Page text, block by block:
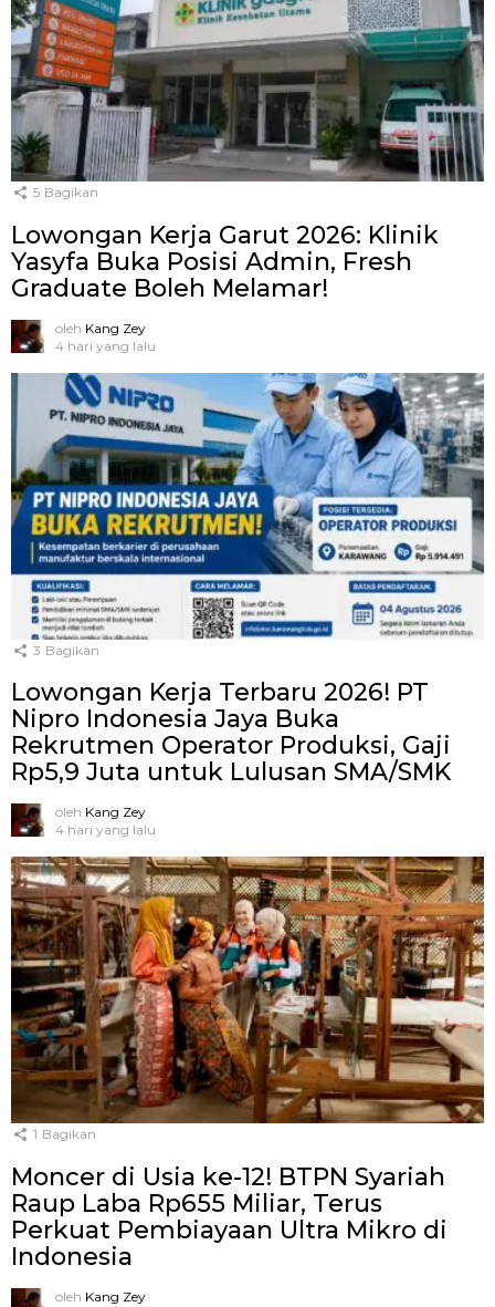
5 Bagikan
Lowongan Kerja Garut 2026: Klinik
Yasyfa Buka Posisi Admin, Fresh
Graduate Boleh Melamar!
oleh Kang Zey
4 hari yang lalu
3 Bagikan
Lowongan Kerja Terbaru 2026! PT
Nipro Indonesia Jaya Buka
Rekrutmen Operator Produksi, Gaji
Rp5,9 Juta untuk Lulusan SMA/SMK
oleh Kang Zey
4 hari yang lalu
1 Bagikan
Moncer di Usia ke-12! BTPN Syariah
Raup Laba Rp655 Miliar, Terus
Perkuat Pembiayaan Ultra Mikro di
Indonesia
oleh Kang Zey